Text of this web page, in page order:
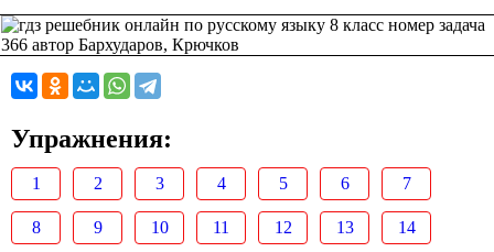
Упражнения:
1 2 3 4 5 6 7
8 9 10 11 12 13 14